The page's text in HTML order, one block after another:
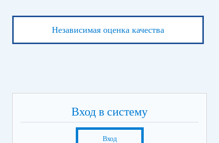
Независимая оценка качества
Вход в систему
Вход